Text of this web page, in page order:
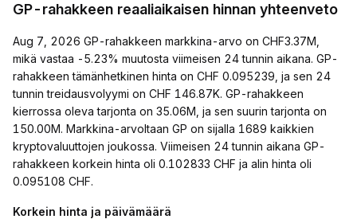
GP-rahakkeen reaaliaikaisen hinnan yhteenveto
Aug 7, 2026 GP-rahakkeen markkina-arvo on CHF3.37M,
mikä vastaa -5.23% muutosta viimeisen 24 tunnin aikana. GP-
rahakkeen tämänhetkinen hinta on CHF 0.095239, ja sen 24
tunnin treidausvolyymi on CHF 146.87K. GP-rahakkeen
kierrossa oleva tarjonta on 35.06M, ja sen suurin tarjonta on
150.00M. Markkina-arvoltaan GP on sijalla 1689 kaikkien
kryptovaluuttojen joukossa. Viimeisen 24 tunnin aikana GP-
rahakkeen korkein hinta oli 0.102833 CHF ja alin hinta oli
0.095108 CHF.
Korkein hinta ja päivämäärä